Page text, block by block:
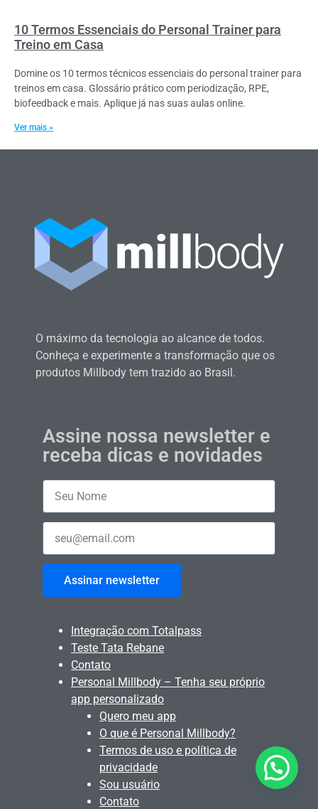
10 Termos Essenciais do Personal Trainer para
Treino em Casa
Domine os 10 termos técnicos essenciais do personal trainer para
treinos em casa. Glossário prático com periodização, RPE,
biofeedback e mais. Aplique já nas suas aulas online.
Ver mais »
O máximo da tecnologia ao alcance de todos.
Conheça e experimente a transformação que os
produtos Millbody tem trazido ao Brasil.
Assine nossa newsletter e
receba dicas e novidades
Assinar newsletter
Integração com Totalpass
Teste Tata Rebane
Contato
Personal Millbody – Tenha seu próprio
app personalizado
Quero meu app
O que é Personal Millbody?
Termos de uso e política de
privacidade
Sou usuário
Contato
Quer alguma ajuda?